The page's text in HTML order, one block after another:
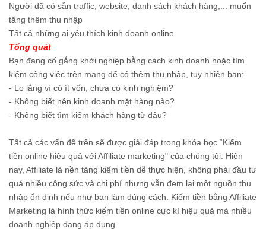
Người đã có sẵn traffic, website, danh sách khách hàng,... muốn
tăng thêm thu nhập
Tất cả những ai yêu thích kinh doanh online
Tổng quát
Bạn đang cố gắng khởi nghiệp bằng cách kinh doanh hoặc tìm
kiếm công việc trên mạng để có thêm thu nhập, tuy nhiên bạn:
- Lo lắng vì có ít vốn, chưa có kinh nghiệm?
- Không biết nên kinh doanh mặt hàng nào?
- Không biết tìm kiếm khách hàng từ đâu?
Tất cả các vấn đề trên sẽ được giải đáp trong khóa học “Kiếm
tiền online hiệu quả với Affiliate marketing" của chúng tôi. Hiện
nay, Affiliate là nền tảng kiếm tiền dễ thực hiện, không phải đầu tư
quá nhiều công sức và chi phí nhưng vẫn đem lại một nguồn thu
nhập ổn định nếu như bạn làm đúng cách. Kiếm tiền bằng Affiliate
Marketing là hình thức kiếm tiền online cực kì hiệu quả mà nhiều
doanh nghiệp đang áp dụng.